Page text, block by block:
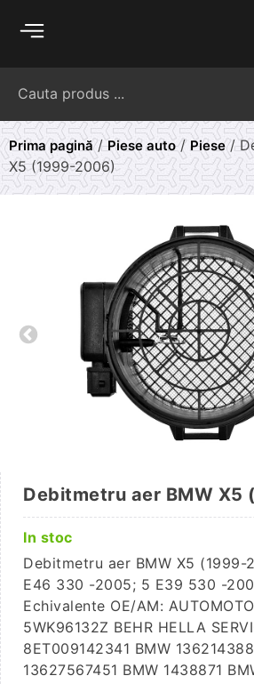
Prima pagină/Piese auto/ Piese/
X5 (1999-2006)
Debitmetru aer BMW X5
In stoc
Debitmetru aer BMW X5 (1999-
E46 330 -2005; 5 E39 530 -
Echivalente OE/AM:
5WK96132Z BEHR HELLA
8ET009142341 BMW
13627567451 BMW 1438871